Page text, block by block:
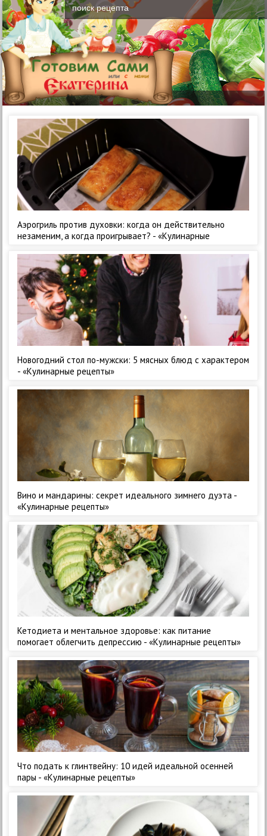
Аэрогриль против духовки: когда он действительно
незаменим, а когда проигрывает? - «Кулинарные
Новогодний стол по-мужски: 5 мясных блюд с характером
- «Кулинарные рецепты»
Вино и мандарины: секрет идеального зимнего дуэта -
«Кулинарные рецепты»
Кетодиета и ментальное здоровье: как питание
помогает облегчить депрессию - «Кулинарные рецепты»
Что подать к глинтвейну: 10 идей идеальной осенней
пары - «Кулинарные рецепты»